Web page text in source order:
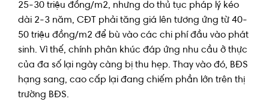
25-30 triệu đồng/m2, nhưng do thủ tục pháp lý kéo
dài 2-3 năm, CĐT phải tăng giá lên tương ứng từ 40-
50 triệu đồng/m2 để bù vào các chi phí đầu vào phát
sinh. Vì thế, chính phân khúc đáp ứng nhu cầu ở thực
của đa số lại ngày càng bị thu hẹp. Thay vào đó, BĐS
hạng sang, cao cấp lại đang chiếm phần lớn trên thị
trường BĐS.